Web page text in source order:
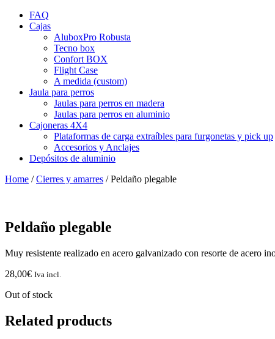
FAQ
Cajas
AluboxPro Robusta
Tecno box
Confort BOX
Flight Case
A medida (custom)
Jaula para perros
Jaulas para perros en madera
Jaulas para perros en aluminio
Cajoneras 4X4
Plataformas de carga extraíbles para furgonetas y pick up
Accesorios y Anclajes
Depósitos de aluminio
Home /Cierres y amarres / Peldaño plegable
Peldaño plegable
Muy resistente realizado en acero galvanizado con resorte de acero
28,00€ Iva incl.
Out of stock
Related products